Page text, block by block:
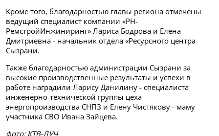
Кроме того, благодарностью главы региона отмечены
ведущий специалист компании «РН-
РемстройИнжиниринг» Лариса Бодрова и Елена
Дмитриевна - начальник отдела «Ресурсного центра
Сызрани.
Также благодарностью администрации Сызрани за
высокие производственные результаты и успехи в
работе наградили Ларису Данилину - специалиста
инженерно-технической группы цеха
энергопроизводства СНПЗ и Елену Чистякову - маму
участника СВО Ивана Зайцева.
фото: КТВ-ЛУЧ